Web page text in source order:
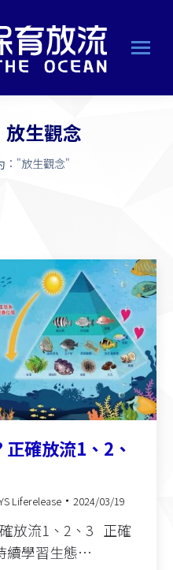
放生觀念
："放生觀念"
確放流1、2、
Liferelease 2024/03/19
放流1、2、3 正確
續學習生態…